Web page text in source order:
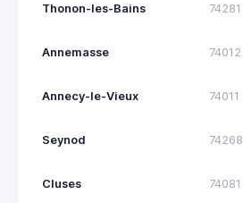
Thonon-les-Bains 74281
Annemasse 74012
Annecy-le-Vieux 74011
Seynod 74268
Cluses 74081